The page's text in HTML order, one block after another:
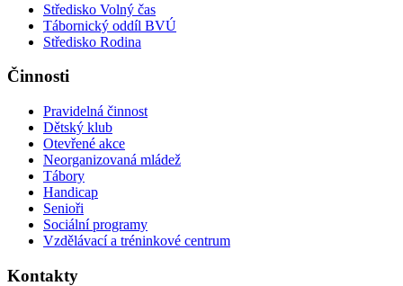
Středisko Volný čas
Tábornický oddíl BVÚ
Středisko Rodina
Činnosti
Pravidelná činnost
Dětský klub
Otevřené akce
Neorganizovaná mládež
Tábory
Handicap
Senioři
Sociální programy
Vzdělávací a tréninkové centrum
Kontakty